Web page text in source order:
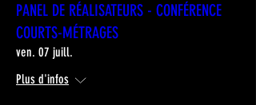
PANEL DE RÉALISATEURS - CONFÉRENCE
COURTS-MÉTRAGES
ven. 07 juill.
Plus d'infos